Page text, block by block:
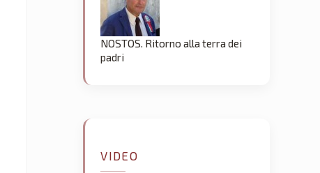
NOSTOS. Ritorno alla terra dei
padri
VIDEO